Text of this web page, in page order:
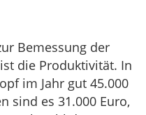
Bemessung der
die Produktivität. In
im Jahr gut 45.000
sind es 31.000 Euro,